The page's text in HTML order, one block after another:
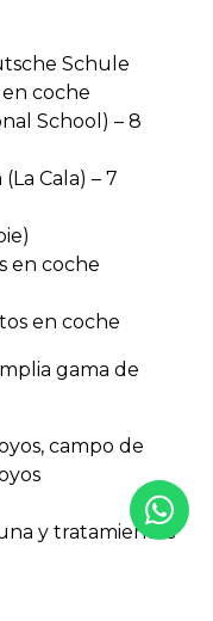
Schule
coche
School) – 8
Cala) – 7
en coche
en coche
gama de
campo de
y tratamientos